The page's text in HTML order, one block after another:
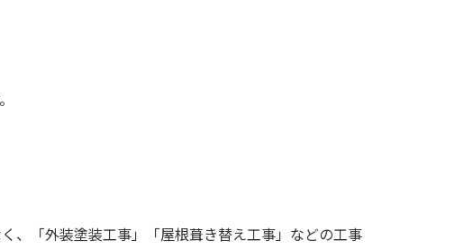
、「外装塗装工事」「屋根葺き替え工事」などの工事